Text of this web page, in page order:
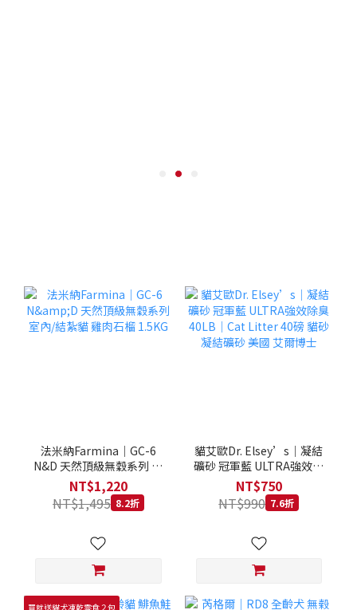
法米納Farmina｜GC-6
N&D 天然頂級無穀系列 室
內/結紮貓 雞肉石榴 1.5KG
NT$1,220
NT$1,495 8.2折
貓艾歐Dr. Elsey’s｜凝結
礦砂 冠軍藍 ULTRA強效除
臭 40LB｜Cat Litter 40磅
士
NT$750
NT$990 7.6折
買就送貓犬凍乾零食２包